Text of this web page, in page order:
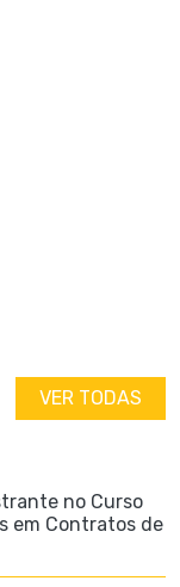
VER TODAS
no Curso
em Contratos de